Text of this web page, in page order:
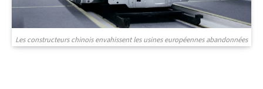
Les constructeurs chinois envahissent les usines européennes abandonnées